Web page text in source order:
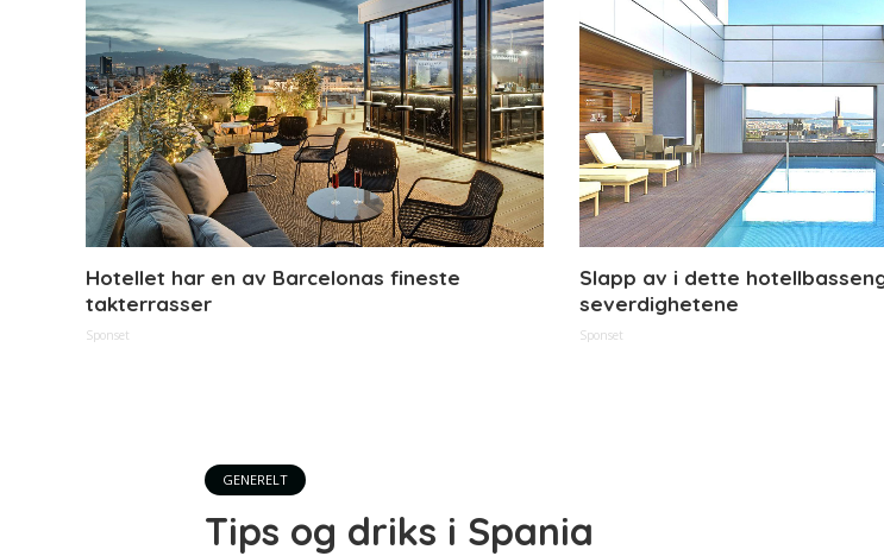
Hotellet har en av Barcelonas fineste
takterrasser
Sponset
Slapp av i dette
severdighetene
Sponset
GENERELT
Tips og driks i Spania